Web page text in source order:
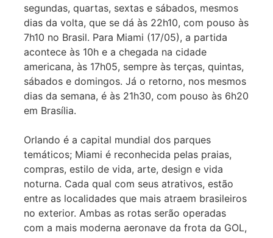
segundas, quartas, sextas e sábados, mesmos
dias da volta, que se dá às 22h10, com pouso às
7h10 no Brasil. Para Miami (17/05), a partida
acontece às 10h e a chegada na cidade
americana, às 17h05, sempre às terças, quintas,
sábados e domingos. Já o retorno, nos mesmos
dias da semana, é às 21h30, com pouso às 6h20
em Brasília.
Orlando é a capital mundial dos parques
temáticos; Miami é reconhecida pelas praias,
compras, estilo de vida, arte, design e vida
noturna. Cada qual com seus atrativos, estão
entre as localidades que mais atraem brasileiros
no exterior. Ambas as rotas serão operadas
com a mais moderna aeronave da frota da GOL,